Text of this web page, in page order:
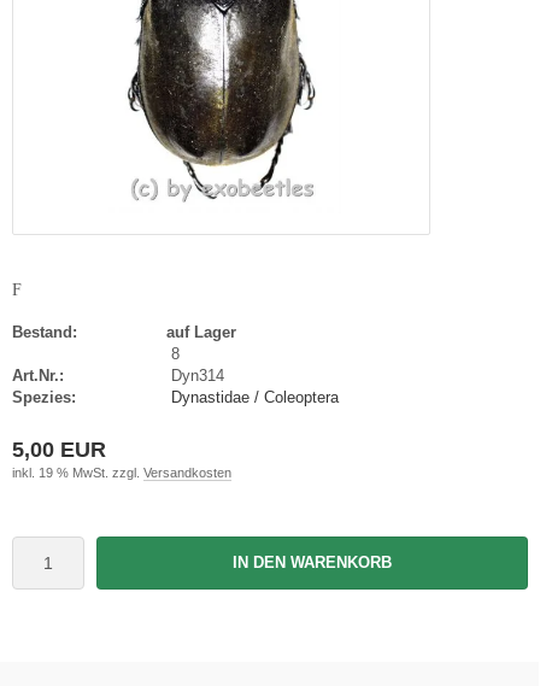
F
Bestand:
auf Lager
8
Art.Nr.:
Dyn314
Spezies:
Dynastidae / Coleoptera
5,00 EUR
inkl. 19 % MwSt. zzgl. Versandkosten
IN DEN WARENKORB